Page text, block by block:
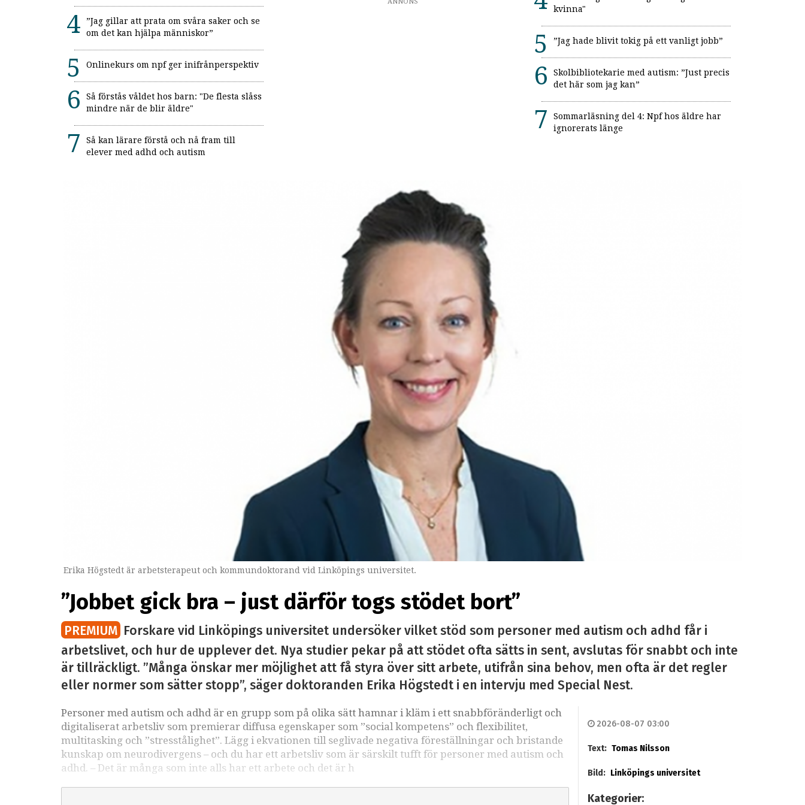
”Jag gillar att prata om svåra saker och se
om det kan hjälpa människor”
Onlinekurs om npf ger inifrånperspektiv
Så förstås våldet hos barn: "De flesta slåss
mindre när de blir äldre"
Så kan lärare förstå och nå fram till
elever med adhd och autism
kvinna"
”Jag hade blivit tokig på ett vanligt jobb”
Skolbibliotekarie med autism: ”Just precis
det här som jag kan”
Sommarläsning del 4: Npf hos äldre har
ignorerats länge
Erika Högstedt är arbetsterapeut och kommundoktorand vid Linköpings universitet.
”Jobbet gick bra – just därför togs stödet bort”
PREMIUM Forskare vid Linköpings universitet undersöker vilket stöd som personer med autism och adhd får i
arbetslivet, och hur de upplever det. Nya studier pekar på att stödet ofta sätts in sent, avslutas för snabbt och inte
är tillräckligt. ”Många önskar mer möjlighet att få styra över sitt arbete, utifrån sina behov, men ofta är det regler
eller normer som sätter stopp”, säger doktoranden Erika Högstedt i en intervju med Special Nest.
Personer med autism och adhd är en grupp som på olika sätt hamnar i kläm i ett snabbföränderligt och
digitaliserat arbetsliv som premierar diffusa egenskaper som ”social kompetens” och flexibilitet,
multitasking och ”stresstålighet”. Lägg i ekvationen till seglivade negativa föreställningar och bristande
kunskap om neurodivergens – och du har ett arbetsliv som är särskilt tufft för personer med autism och
adhd. – Det är många som inte alls har ett arbete och det är h
2026-08-07 03:00
Text: Tomas Nilsson
Bild: Linköpings universitet
Kategorier: